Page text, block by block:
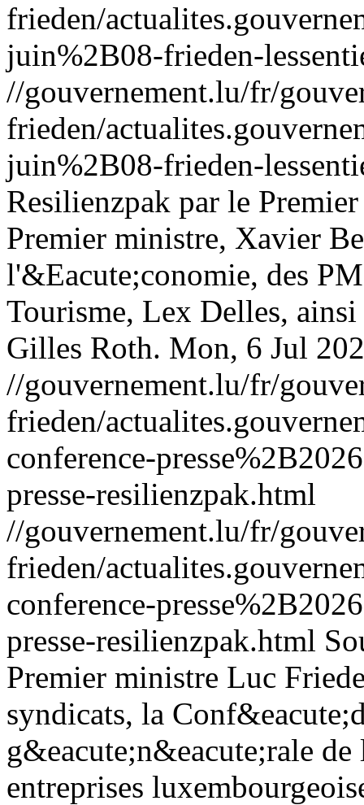
frieden/
juin%2B08-frieden-
//gouvernement.lu/fr/
frieden/
juin%2B08-frieden-
Resilienzpak par le
Premier ministre, Xavier
l'&Eacute;conomie, des
Tourisme, Lex Delles,
Gilles Roth. Mon, 6 Jul
//gouvernement.lu/fr/
frieden/
conference-
presse-resilienzpak.html
//gouvernement.lu/fr/
frieden/
conference-
presse-resilienzpak.html
Premier ministre Luc
syndicats, la
g&eacute;n&eacute;rale
entreprises